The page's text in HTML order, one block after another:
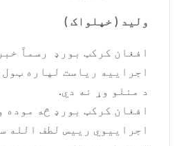
ولید ( خپلواک )
افغان کرکټ بورډ رسماً
اجراییه ریاست لپاره
د منلو وړ نه دي.
افغان کرکټ بورډ څه موده
اجراییوي رییس لطف الله